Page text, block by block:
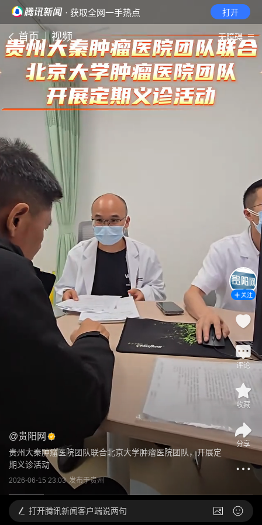
· 获取全网一手热点 打开
首页 视频 无障碍
@贵阳网
贵州大秦肿瘤医院团队联合北京大学肿瘤医院团队，开展定
期义诊活动
2026-06-15 23:03 发布于贵州
关注
评论
收藏
分享
打开腾讯新闻客户端说两句